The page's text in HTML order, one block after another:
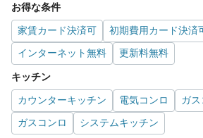
お得な条件
家賃カード決済可
初期費用カード決済
インターネット無料
更新料無料
キッチン
カウンターキッチン 電気コンロ
ガ
ガスコンロ
システムキッチン